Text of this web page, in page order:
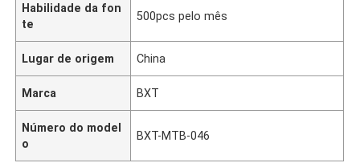
Habilidade da fon
te
500pcs pelo mês
Lugar de origem China
Marca BXT
Número do model
o
BXT-MTB-046